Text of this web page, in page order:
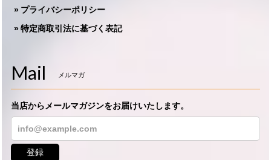
プライバシーポリシー
特定商取引法に基づく表記
Mail メルマガ
当店からメールマガジンをお届けいたします。
登録